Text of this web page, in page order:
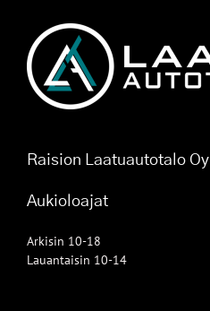
Raision Laatuautotalo Oy
Aukioloajat
Arkisin 10-18
Lauantaisin 10-14